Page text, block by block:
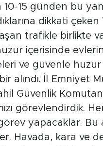
10-15 günden bu
dikkati
trafikle birlikte
içerisinde
ve güvenle
alındı. İl Emniyet
Güvenlik
görevlendirdik.
yapacaklar. Bu
Havada, kara ve